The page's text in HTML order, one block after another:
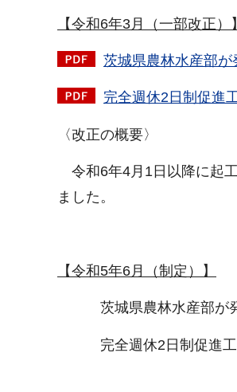
【令和6年3月（一部改正）】
茨城県農林水産部が
完全週休2日制促進
〈改正の概要〉
令和6年4月1日以降に起
ました。
【令和5年6月（制定）】
茨城県農林水産部が発
完全週休2日制促進工事